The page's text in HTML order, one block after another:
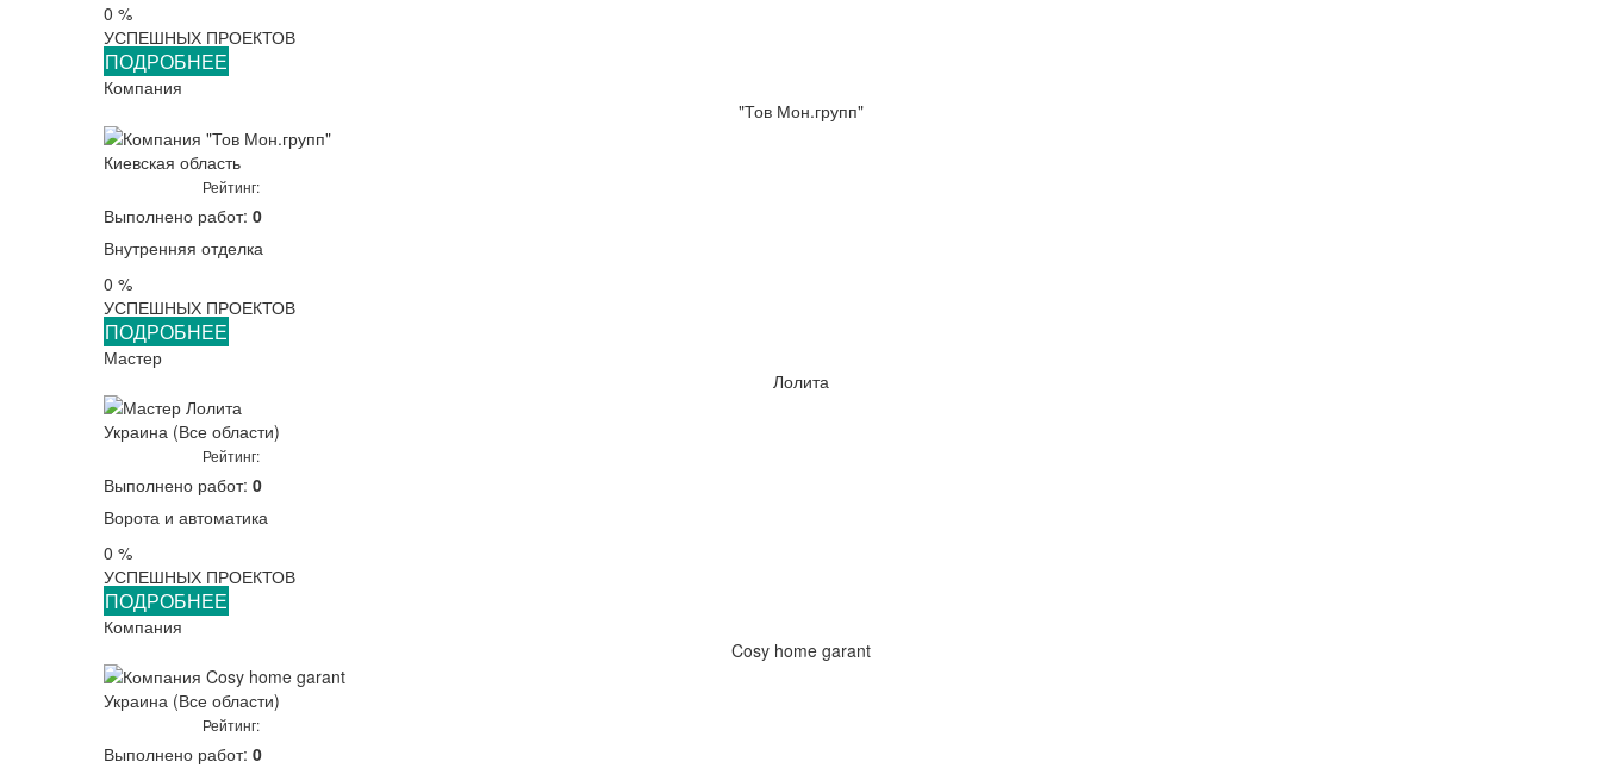
0 %
УСПЕШНЫХ ПРОЕКТОВ
ПОДРОБНЕЕ
Компания
"Тов Мон.групп"
Киевская область
Рейтинг:
Выполнено работ: 0
Внутренняя отделка
0 %
УСПЕШНЫХ ПРОЕКТОВ
ПОДРОБНЕЕ
Мастер
Лолита
Украина (Все области)
Рейтинг:
Выполнено работ: 0
Ворота и автоматика
0 %
УСПЕШНЫХ ПРОЕКТОВ
ПОДРОБНЕЕ
Компания
Cosy home garant
Украина (Все области)
Рейтинг:
Выполнено работ: 0